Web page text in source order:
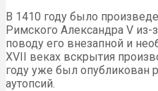
В 1410 году было
Римского Александра V
поводу его внезапной и
XVII веках вскрытия
году уже был опубликован
аутопсий.